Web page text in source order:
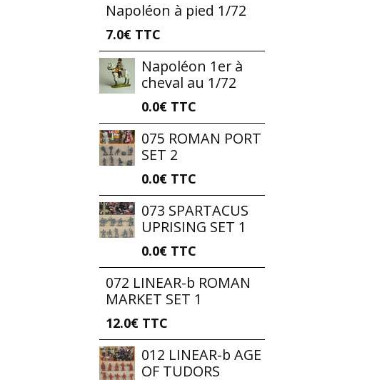
Napoléon à pied 1/72
7.0€ TTC
Napoléon 1er à
cheval au 1/72
0.0€ TTC
075 ROMAN PORT
SET 2
0.0€ TTC
073 SPARTACUS
UPRISING SET 1
0.0€ TTC
072 LINEAR-b ROMAN
MARKET SET 1
12.0€ TTC
012 LINEAR-b AGE
OF TUDORS